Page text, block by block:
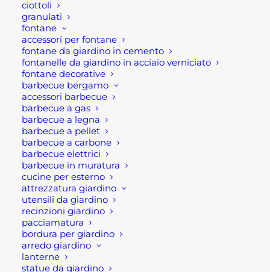
ciottoli
granulati
fontane
accessori per fontane
fontane da giardino in cemento
fontanelle da giardino in acciaio verniciato
fontane decorative
barbecue bergamo
accessori barbecue
barbecue a gas
barbecue a legna
barbecue a pellet
barbecue a carbone
barbecue elettrici
barbecue in muratura
cucine per esterno
attrezzatura giardino
utensili da giardino
recinzioni giardino
pacciamatura
bordura per giardino
arredo giardino
lanterne
statue da giardino
shop@rotacommerciale.it
Taglia
SCARPE
ANTINFORTUNISTICHE
ESTIVE
ESTORIL
FTG
quantità
SKU
SC03ES
Categorie
ANTINFORTUNISTICA E
ABBIGLIAMENTO
FERRAMENTA
Brand